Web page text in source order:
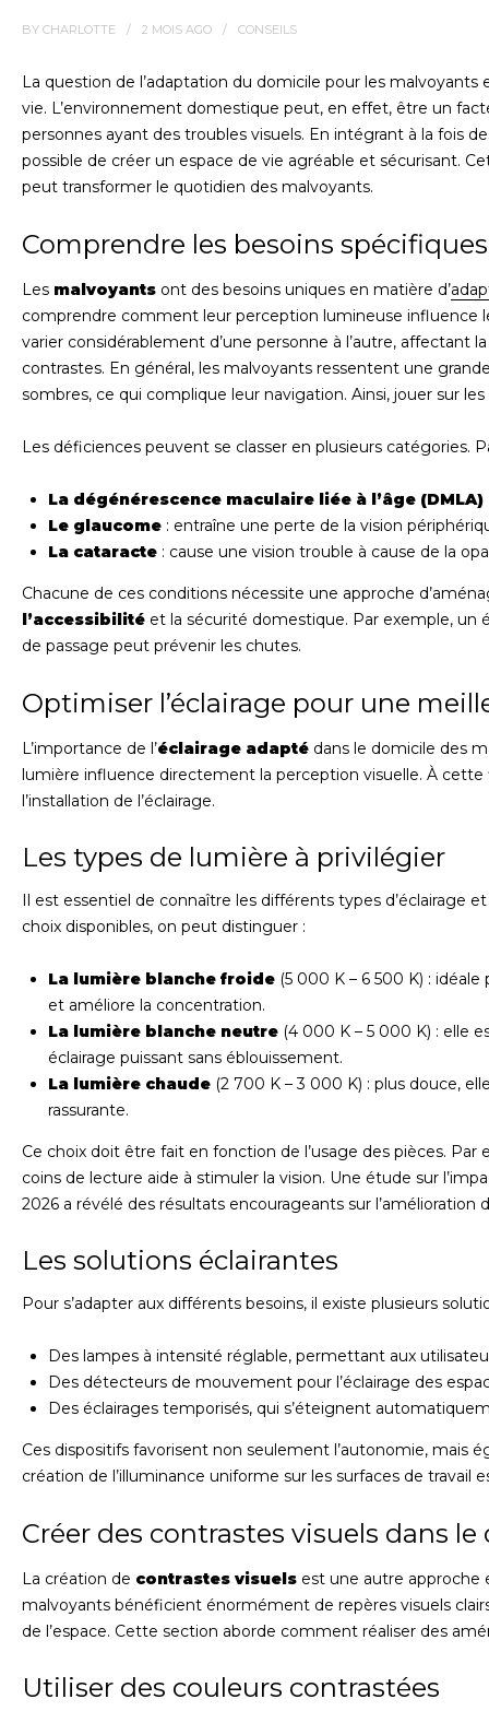
BY CHARLOTTE 2 MOIS AGO CONSEILS
La question de l’adaptation du domicile pour les
vie. L’environnement domestique peut, en effet, être un
personnes ayant des troubles visuels. En intégrant à la fois
possible de créer un espace de vie agréable et sécurisant.
peut transformer le quotidien des malvoyants.
Comprendre les besoins
Les malvoyants ont des besoins uniques en matière d’
comprendre comment leur perception lumineuse influence
varier considérablement d’une personne à l’autre, affectant
contrastes. En général, les malvoyants ressentent une
sombres, ce qui complique leur navigation. Ainsi, jouer sur les
Les déficiences peuvent se classer en plusieurs catégories.
La dégénérescence maculaire liée à l’âge (DMLA)
Le glaucome : entraîne une perte de la vision
La cataracte : cause une vision trouble à cause de la
Chacune de ces conditions nécessite une approche
l’accessibilité et la sécurité domestique. Par exemple, un
de passage peut prévenir les chutes.
Optimiser l’éclairage pour une
L’importance de l’éclairage adapté dans le domicile des
lumière influence directement la perception visuelle. À
l’installation de l’éclairage.
Les types de lumière à privilégier
Il est essentiel de connaître les différents types d’éclairage
choix disponibles, on peut distinguer :
La lumière blanche froide (5 000 K – 6 500 K) :
et améliore la concentration.
La lumière blanche neutre (4 000 K – 5 000 K) : elle
éclairage puissant sans éblouissement.
La lumière chaude (2 700 K – 3 000 K) : plus douce,
rassurante.
Ce choix doit être fait en fonction de l’usage des pièces.
coins de lecture aide à stimuler la vision. Une étude sur
2026 a révélé des résultats encourageants sur l’amélioration
Les solutions éclairantes
Pour s’adapter aux différents besoins, il existe plusieurs
Des lampes à intensité réglable, permettant aux
Des détecteurs de mouvement pour l’éclairage des
Des éclairages temporisés, qui s’éteignent
Ces dispositifs favorisent non seulement l’autonomie, mais
création de l’illuminance uniforme sur les surfaces de travail
Créer des contrastes visuels dans
La création de contrastes visuels est une autre approche
malvoyants bénéficient énormément de repères visuels
de l’espace. Cette section aborde comment réaliser des
Utiliser des couleurs contrastées